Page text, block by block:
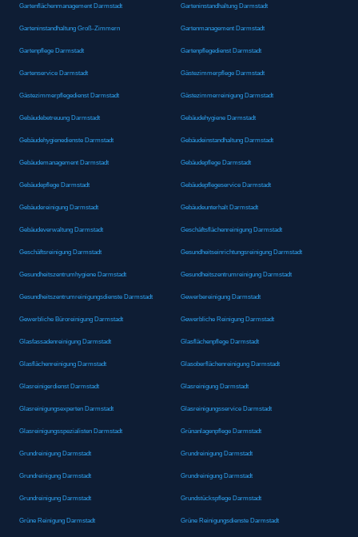
Gartenflächenmanagement Darmstadt Garteninstandhaltung Darmstadt
Garteninstandhaltung Groß-Zimmern Gartenmanagement Darmstadt
Gartenpflege Darmstadt Gartenpflegedienst Darmstadt
Gartenservice Darmstadt Gästezimmerpflege Darmstadt
Gästezimmerpflegedienst Darmstadt Gästezimmerreinigung Darmstadt
Gebäudebetreuung Darmstadt Gebäudehygiene Darmstadt
Gebäudehygienedienste Darmstadt Gebäudeinstandhaltung Darmstadt
Gebäudemanagement Darmstadt Gebäudepflege Darmstadt
Gebäudepflege Darmstadt Gebäudepflegeservice Darmstadt
Gebäudereinigung Darmstadt Gebäudeunterhalt Darmstadt
Gebäudeverwaltung Darmstadt Geschäftsflächenreinigung Darmstadt
Geschäftsreinigung Darmstadt Gesundheitseinrichtungsreinigung Darmstadt
Gesundheitszentrumhygiene Darmstadt Gesundheitszentrumreinigung Darmstadt
Gesundheitszentrumreinigungsdienste Darmstadt Gewerbereinigung Darmstadt
Gewerbliche Büroreinigung Darmstadt Gewerbliche Reinigung Darmstadt
Glasfassadenreinigung Darmstadt Glasflächenpflege Darmstadt
Glasflächenreinigung Darmstadt Glasoberflächenreinigung Darmstadt
Glasreinigerdienst Darmstadt Glasreinigung Darmstadt
Glasreinigungsexperten Darmstadt Glasreinigungsservice Darmstadt
Glasreinigungsspezialisten Darmstadt Grünanlagenpflege Darmstadt
Grundreinigung Darmstadt Grundreinigung Darmstadt
Grundreinigung Darmstadt Grundreinigung Darmstadt
Grundreinigung Darmstadt Grundstückspflege Darmstadt
Grüne Reinigung Darmstadt Grüne Reinigungsdienste Darmstadt